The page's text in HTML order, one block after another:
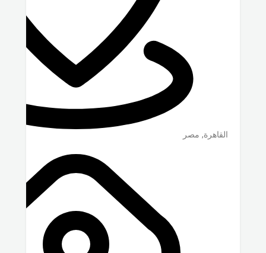
القاهرة, مصر